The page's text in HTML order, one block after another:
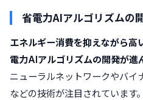
省電力AIアルゴリズムの
エネルギー消費を抑えながら高
電力AIアルゴリズムの開発が進
ニューラルネットワークやバイ
などの技術が注目されています。